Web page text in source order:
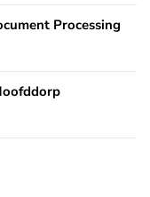
Processing